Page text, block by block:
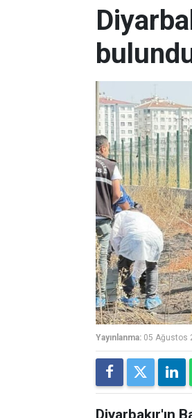
Yayınlanma: 05 Ağustos
Diyarbakır'ın